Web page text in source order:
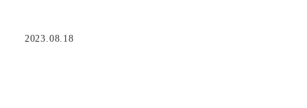
2023.08.18